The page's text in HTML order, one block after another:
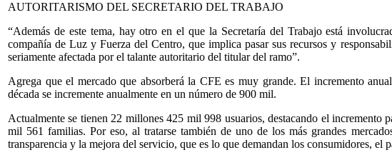
AUTORITARISMO DEL SECRETARIO DEL TRABAJO
“Además de este tema, hay otro en el que la Secretaría del Trabajo está
compañía de Luz y Fuerza del Centro, que implica pasar sus recursos y
seriamente afectada por el talante autoritario del titular del ramo”.
Agrega que el mercado que absorberá la CFE es muy grande. El incremento
década se incremente anualmente en un número de 900 mil.
Actualmente se tienen 22 millones 425 mil 998 usuarios, destacando el incremento
mil 561 familias. Por eso, al tratarse también de uno de los más grandes
transparencia y la mejora del servicio, que es lo que demandan los consumidores, el